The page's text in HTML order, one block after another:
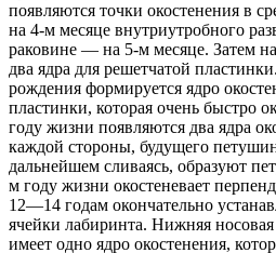
появляются точки окостенения в
на 4-м месяце внутриутробного
раковине — на 5-м месяце. Затем
два ядра для решетчатой
рождения формируется ядро
пластинки, которая очень быстро
году жизни появляются два ядра
каждой стороны, будущего
дальнейшем сливаясь, образуют
м году жизни окостеневает
12—14 годам окончательно
ячейки лабиринта. Нижняя
имеет одно ядро окостенения,